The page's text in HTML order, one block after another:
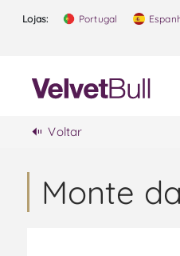
Lojas: Portugal
Voltar
Monte